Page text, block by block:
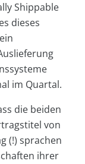
Shippable
dieses
im Quartal.
die beiden
von
(!) sprachen
ihrer